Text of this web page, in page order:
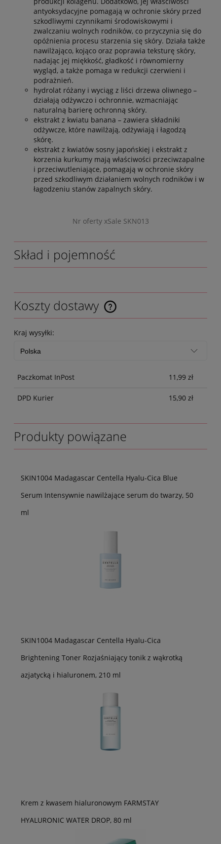
antyoksydacyjne pomagają w ochronie skóry przed
szkodliwymi czynnikami środowiskowymi i
zwalczaniu wolnych rodników, co przyczynia się do
opóźnienia procesu starzenia się skóry. Działa także
nawilżająco, kojąco oraz poprawia teksturę skóry,
nadając jej miękkość, gładkość i równomierny
wygląd, a także pomaga w redukcji czerwieni i
podrażnień.
hydrolat różany i wyciąg z liści drzewa oliwnego –
działają odżywczo i ochronnie, wzmacniając
naturalną barierę ochronną skóry.
ekstrakt z kwiatu banana – zawiera składniki
odżywcze, które nawilżają, odżywiają i łagodzą
skórę.
ekstrakt z kwiatów sosny japońskiej i ekstrakt z
korzenia kurkumy mają właściwości przeciwzapalne
i przeciwutleniające, pomagają w ochronie skóry
przed szkodliwym działaniem wolnych rodników i w
łagodzeniu stanów zapalnych skóry.
Nr oferty xSale SKN013
Skład i pojemność
Koszty dostawy
Kraj wysyłki:
Paczkomat InPost 11,99 zł
DPD Kurier 15,90 zł
Produkty powiązane
SKIN1004 Madagascar Centella Hyalu-Cica Blue
Serum Intensywnie nawilżające serum do twarzy, 50
ml
SKIN1004 Madagascar Centella Hyalu-Cica
Brightening Toner Rozjaśniający tonik z wąkrotką
azjatycką i hialuronem, 210 ml
Krem z kwasem hialuronowym FARMSTAY
HYALURONIC WATER DROP, 80 ml